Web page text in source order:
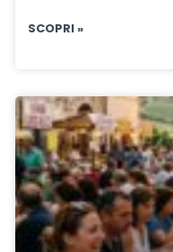
SCOPRI »